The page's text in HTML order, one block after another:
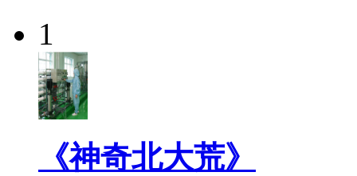
1
《神奇北大荒》